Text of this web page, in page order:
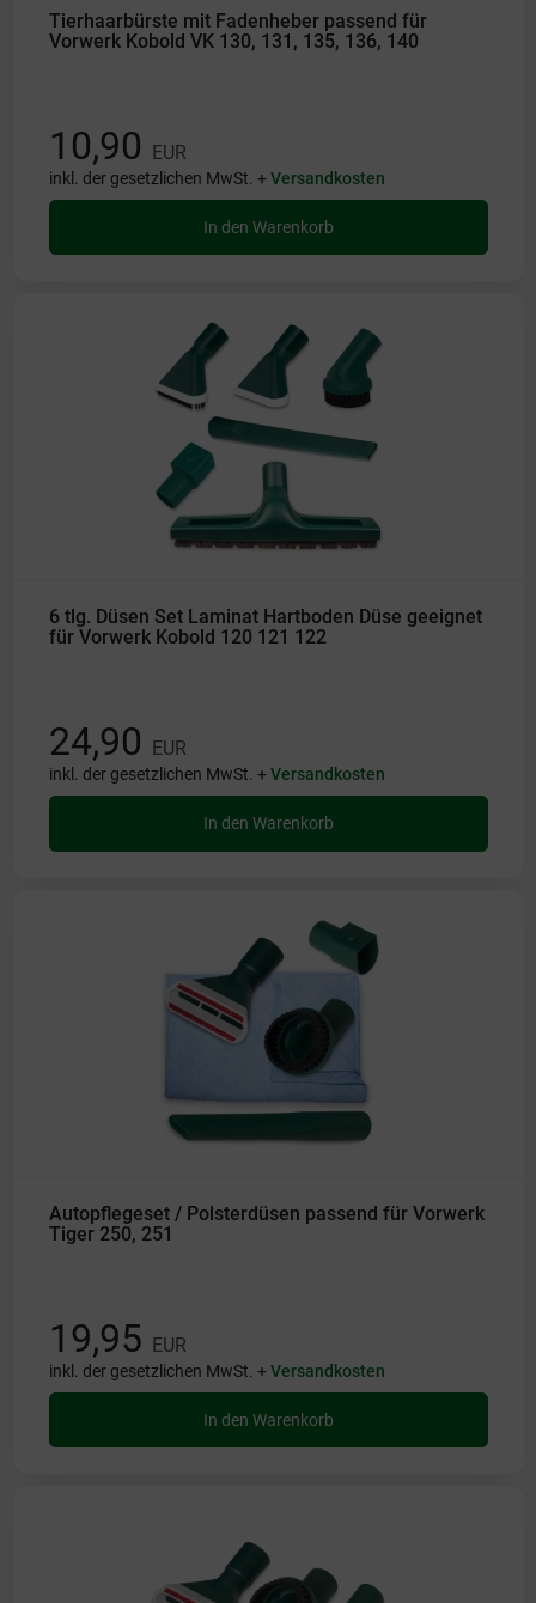
Tierhaarbürste mit Fadenheber passend für
Vorwerk Kobold VK 130, 131, 135, 136, 140
10,90 EUR
inkl. der gesetzlichen MwSt. +Versandkosten
In den Warenkorb
6 tlg. Düsen Set Laminat Hartboden Düse geeignet
für Vorwerk Kobold 120 121 122
24,90 EUR
inkl. der gesetzlichen MwSt. +Versandkosten
In den Warenkorb
Autopflegeset / Polsterdüsen passend für Vorwerk
Tiger 250, 251
19,95 EUR
inkl. der gesetzlichen MwSt. +Versandkosten
In den Warenkorb